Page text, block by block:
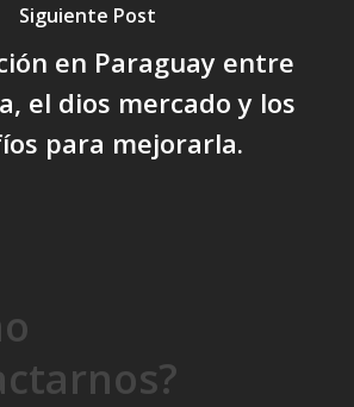
Siguiente Post
en Paraguay entre
el dios mercado y los
para mejorarla.